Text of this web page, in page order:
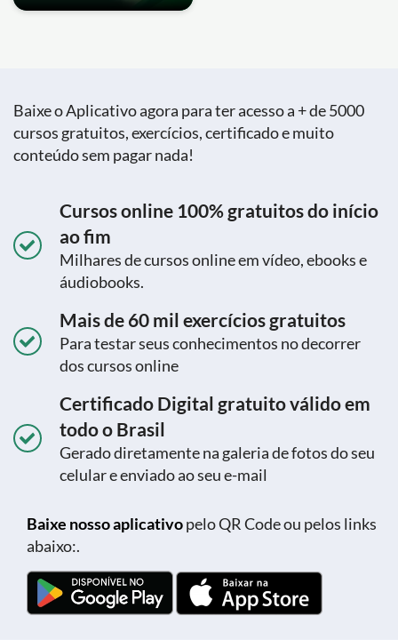
Baixe o Aplicativo agora para ter acesso a + de 5000
cursos gratuitos, exercícios, certificado e muito
conteúdo sem pagar nada!
Cursos online 100% gratuitos do início
ao fim
Milhares de cursos online em vídeo, ebooks e
áudiobooks.
Mais de 60 mil exercícios gratuitos
Para testar seus conhecimentos no decorrer
dos cursos online
Certificado Digital gratuito válido em
todo o Brasil
Gerado diretamente na galeria de fotos do seu
celular e enviado ao seu e-mail
Baixe nosso aplicativopelo QR Code ou pelos links
abaixo:.